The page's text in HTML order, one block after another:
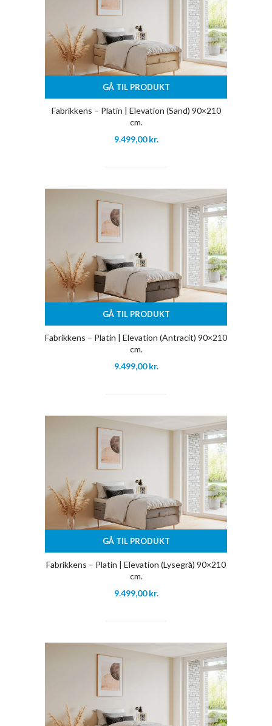
GÅ TIL PRODUKT
Fabrikkens – Platin | Elevation (Sand) 90×210
cm.
9.499,00kr.
GÅ TIL PRODUKT
Fabrikkens – Platin | Elevation (Antracit) 90×210
cm.
9.499,00kr.
GÅ TIL PRODUKT
Fabrikkens – Platin | Elevation (Lysegrå) 90×210
cm.
9.499,00kr.